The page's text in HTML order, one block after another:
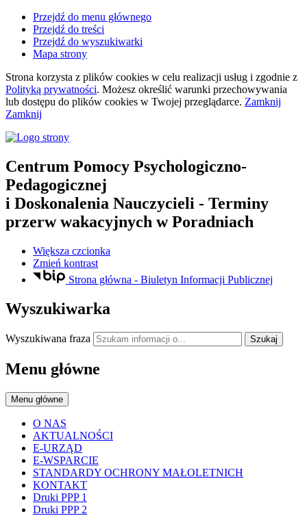
Przejdź do menu głównego
Przejdź do treści
Przejdź do wyszukiwarki
Mapa strony
Strona korzysta z plików cookies w celu realizacji usług i zgodnie z
Polityką prywatności. Możesz określić warunki przechowywania
lub dostępu do plików cookies w Twojej przeglądarce. Zamknij
Zamknij
Centrum Pomocy Psychologiczno-
Pedagogicznej
i Doskonalenia Nauczycieli - Terminy
przerw wakacyjnych w Poradniach
Większa czcionka
Zmień kontrast
Strona główna - Biuletyn Informacji Publicznej
Wyszukiwarka
Wyszukiwana fraza Szukaj
Menu główne
Menu główne
O NAS
AKTUALNOŚCI
E-URZĄD
E-WSPARCIE
STANDARDY OCHRONY MAŁOLETNICH
KONTAKT
Druki PPP 1
Druki PPP 2